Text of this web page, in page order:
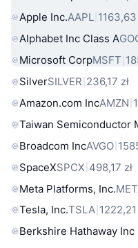
Apple Inc.AAPL 1163,63
Alphabet Inc Class A
Microsoft CorpMSFT
SilverSILVER 236,17 zł
Amazon.com IncAMZN
Taiwan Semiconductor
Broadcom IncAVGO
SpaceXSPCX 498,17 zł
Meta Platforms, Inc.
Tesla, Inc.TSLA 1222,21
Berkshire Hathaway Inc